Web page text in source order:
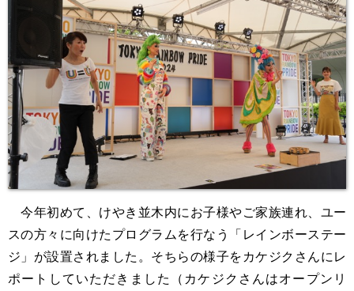
今年初めて、けやき並木内にお子様やご家族連れ、ユー
スの方々に向けたプログラムを行なう「レインボーステー
ジ」が設置されました。そちらの様子をカケジクさんにレ
ポートしていただきました（カケジクさんはオープンリ